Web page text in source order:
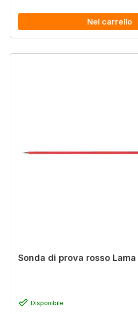
Nel carrello
Sonda di prova rosso Lama
Disponibile